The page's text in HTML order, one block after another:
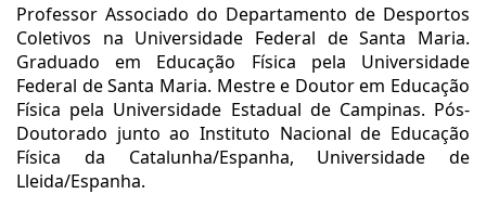
Professor Associado do Departamento de Desportos
Coletivos na Universidade Federal de Santa Maria.
Graduado em Educação Física pela Universidade
Federal de Santa Maria. Mestre e Doutor em Educação
Física pela Universidade Estadual de Campinas. Pós-
Doutorado junto ao Instituto Nacional de Educação
Física da Catalunha/Espanha, Universidade de
Lleida/Espanha.